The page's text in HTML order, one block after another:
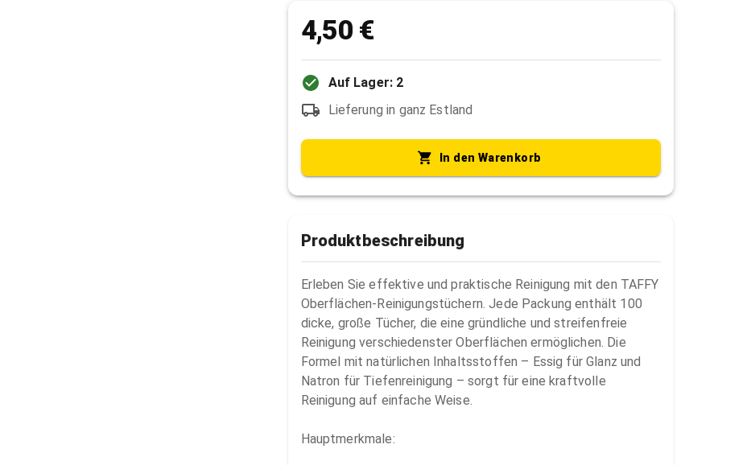
4,50 €
Auf Lager: 2
Lieferung in ganz Estland
In den Warenkorb
Produktbeschreibung
Erleben Sie effektive und praktische Reinigung mit den TAFFY
Oberflächen-Reinigungstüchern. Jede Packung enthält 100
dicke, große Tücher, die eine gründliche und streifenfreie
Reinigung verschiedenster Oberflächen ermöglichen. Die
Formel mit natürlichen Inhaltsstoffen – Essig für Glanz und
Natron für Tiefenreinigung – sorgt für eine kraftvolle
Reinigung auf einfache Weise.
Hauptmerkmale: